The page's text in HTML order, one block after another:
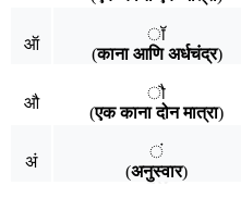
ऑ
ॉ
(काना आणि अर्धचंद्र)
औ
ौ
(एक काना दोन मात्रा)
अं
ं
(अनुस्वार)